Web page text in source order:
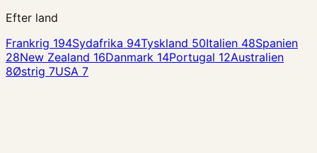
Efter land
Frankrig 194Sydafrika 94Tyskland 50Italien 48Spanien
28New Zealand 16Danmark 14Portugal 12Australien
8Østrig 7USA 7